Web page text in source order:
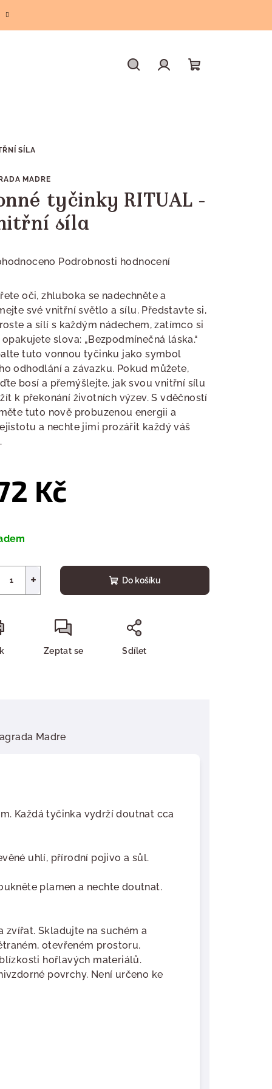
SÍLA
MADRE
tyčinky RITUAL -
síla
Podrobnosti hodnocení
oči, zhluboka se nadechněte a
své vnitřní světlo a sílu. Představte si,
a sílí s každým nádechem, zatímco si
slova: „Bezpodmínečná láska.“
tuto vonnou tyčinku jako symbol
odhodlání a závazku. Pokud můžete,
bosí a přemýšlejte, jak svou vnitřní sílu
k překonání životních výzev. S vděčností
tuto nově probuzenou energii a
a nechte jimi prozářit každý váš
Kč
+ Do košíku
Zeptat se Sdílet
Madre
Každá tyčinka vydrží doutnat cca
uhlí, přírodní pojivo a sůl.
plamen a nechte doutnat.
zvířat. Skladujte na suchém a
otevřeném prostoru.
hořlavých materiálů.
povrchy. Není určeno ke